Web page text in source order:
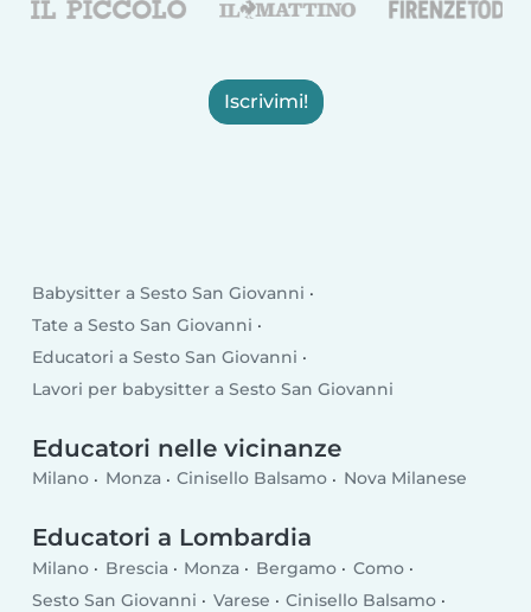
Iscrivimi!
Babysitter a Sesto San Giovanni
Tate a Sesto San Giovanni
Educatori a Sesto San Giovanni
Lavori per babysitter a Sesto San Giovanni
Educatori nelle vicinanze
Milano Monza Cinisello Balsamo Nova Milanese
Educatori a Lombardia
Milano Brescia Monza Bergamo
Como
Sesto San Giovanni
Varese
Cinisello Balsamo